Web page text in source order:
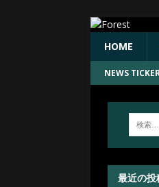
HOME
NEWS
最近の投